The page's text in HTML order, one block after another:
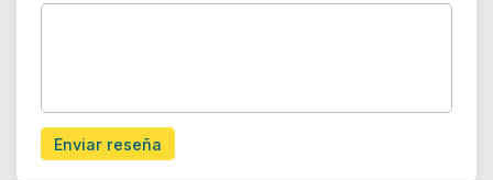
Enviar reseña